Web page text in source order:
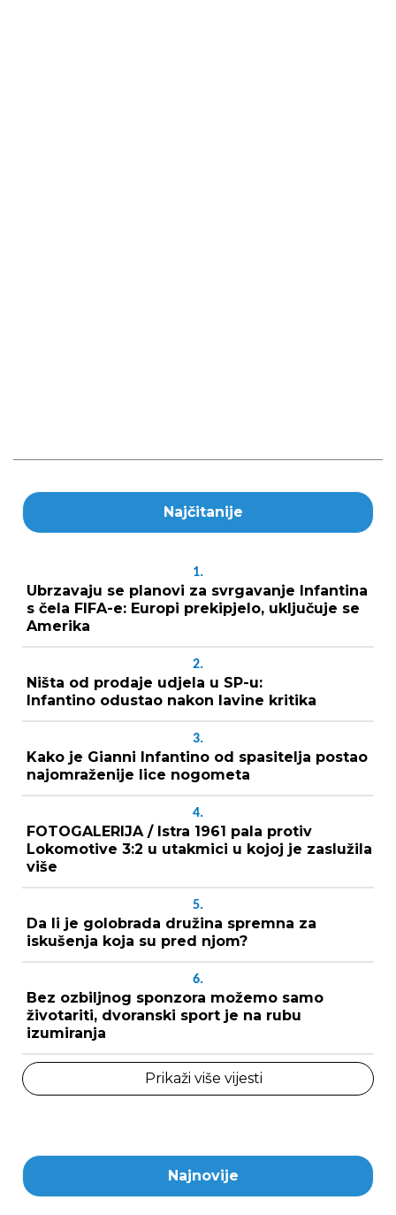
Najčitanije
1.
Ubrzavaju se planovi za svrgavanje Infantina
s čela FIFA-e: Europi prekipjelo, uključuje se
Amerika
2.
Ništa od prodaje udjela u SP-u:
Infantino odustao nakon lavine kritika
3.
Kako je Gianni Infantino od spasitelja postao
najomraženije lice nogometa
4.
FOTOGALERIJA / Istra 1961 pala protiv
Lokomotive 3:2 u utakmici u kojoj je zaslužila
više
5.
Da li je golobrada družina spremna za
iskušenja koja su pred njom?
6.
Bez ozbiljnog sponzora možemo samo
životariti, dvoranski sport je na rubu
izumiranja
Prikaži više vijesti
Najnovije